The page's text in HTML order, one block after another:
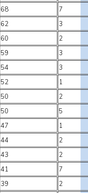
68
7
62
3
60
2
59
3
54
3
52
1
50
2
50 5
47
1
44
2
43
2
41
7
39
2